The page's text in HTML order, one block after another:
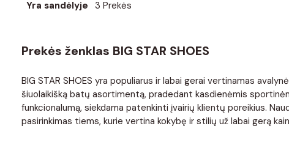
Yra sandėlyje 3 Prekės
Prekės ženklas BIG STAR SHOES
BIG STAR SHOES yra populiarus ir labai gerai vertinamas
šiuolaikišką batų asortimentą, pradedant kasdienėmis
funkcionalumą, siekdama patenkinti įvairių klientų poreikius.
pasirinkimas tiems, kurie vertina kokybę ir stilių už labai gerą